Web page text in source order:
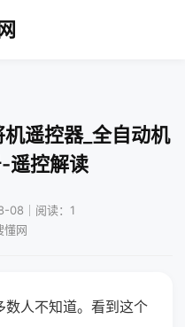
遥控器_全自动机
遥控解读
08｜阅读：1
懂网
数人不知道。看到这个